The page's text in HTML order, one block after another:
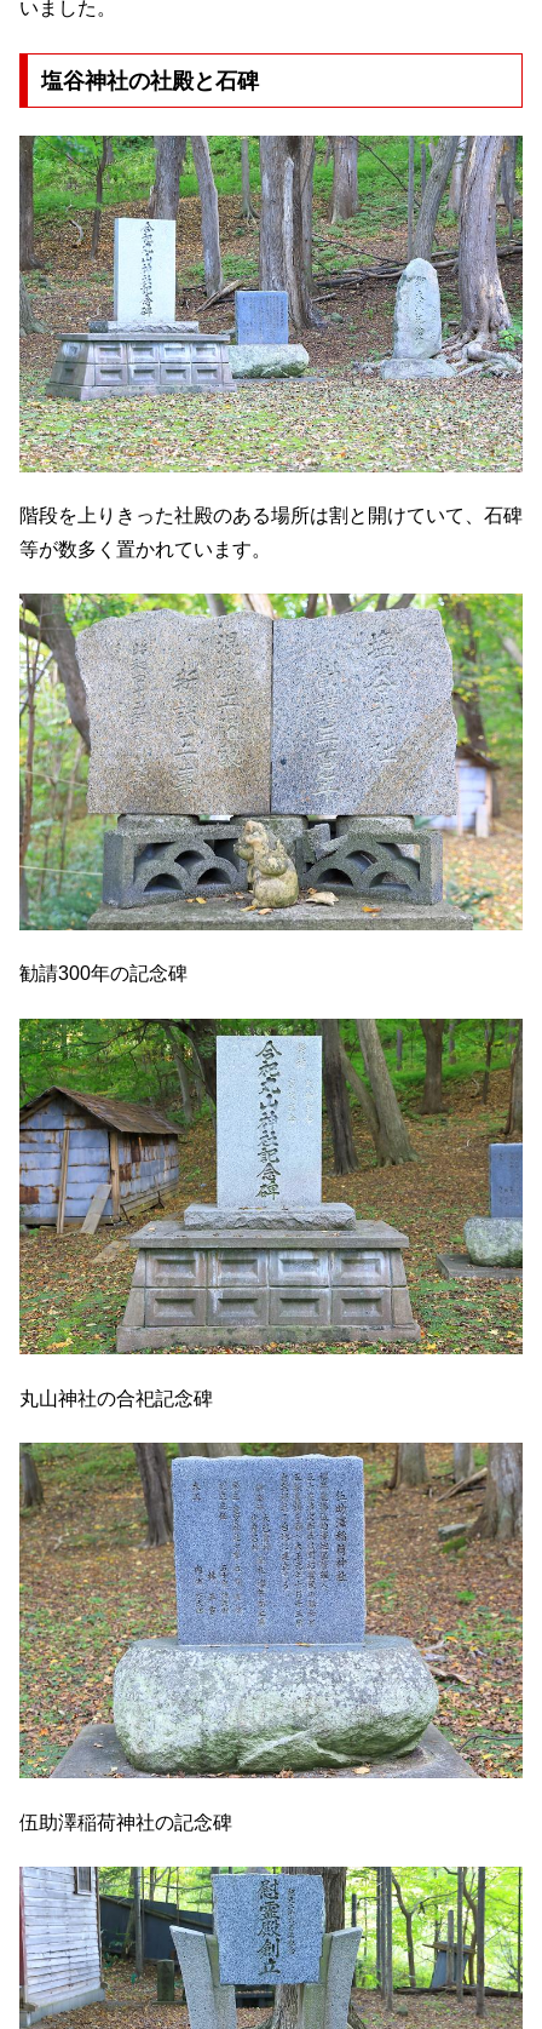
いました。
塩谷神社の社殿と石碑
階段を上りきった社殿のある場所は割と開けていて、石碑
等が数多く置かれています。
勧請300年の記念碑
丸山神社の合祀記念碑
伍助澤稲荷神社の記念碑